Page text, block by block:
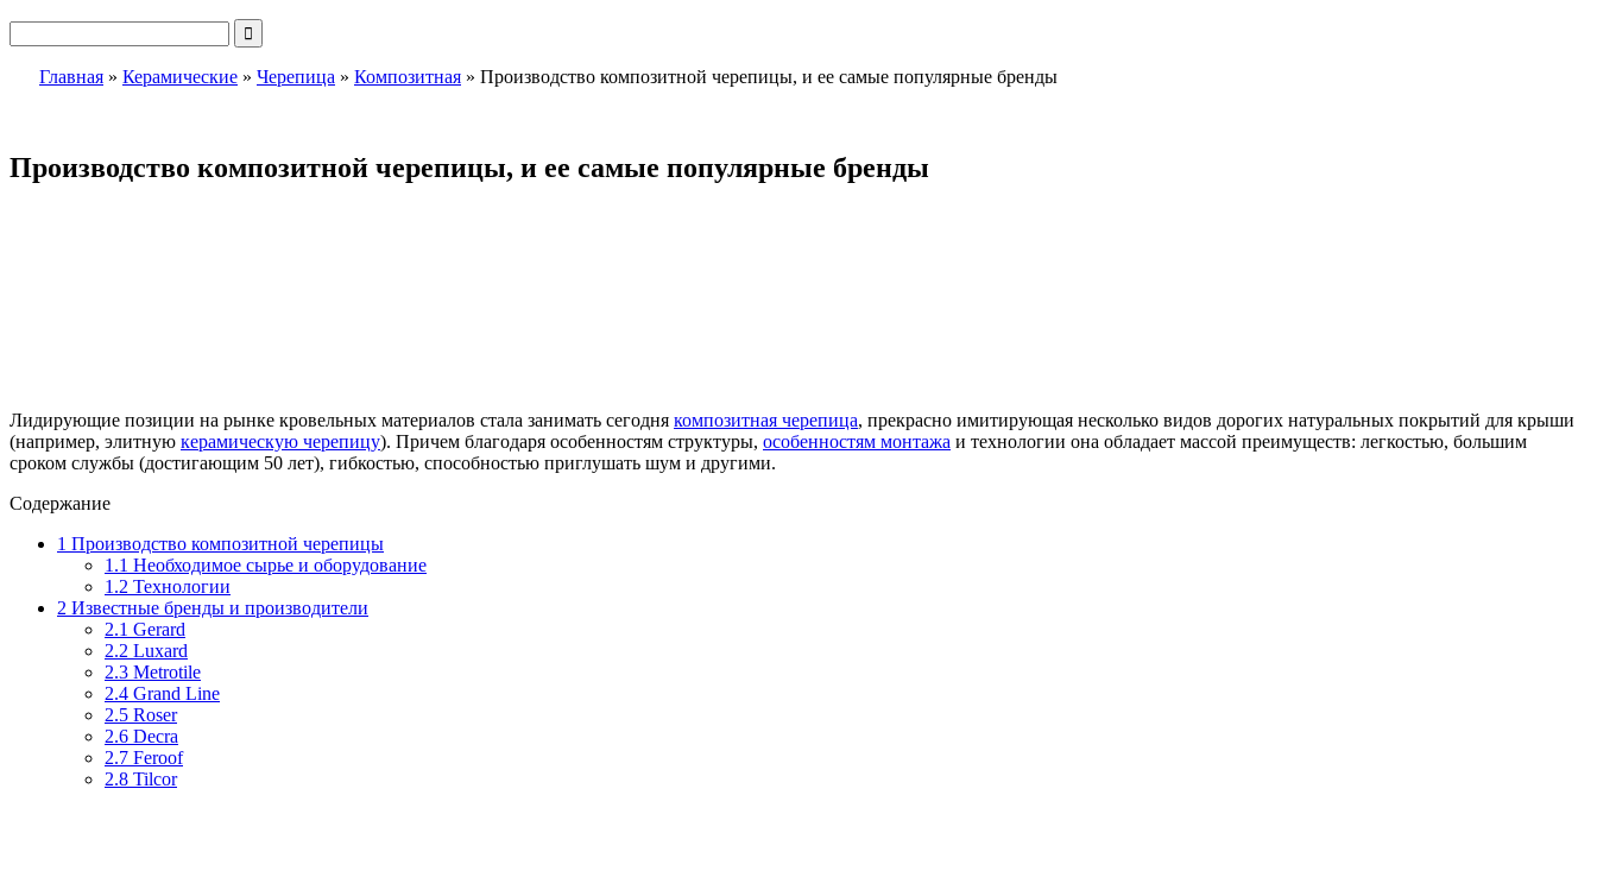
Главная » Керамические » Черепица » Композитная » Производство композитной черепицы, и ее самые популярные бренды
Производство композитной черепицы, и ее самые популярные бренды
Лидирующие позиции на рынке кровельных материалов стала занимать сегодня композитная черепица, прекрасно имитирующая несколько видов дорогих натуральных покрытий для крыши
(например, элитную керамическую черепицу). Причем благодаря особенностям структуры, особенностям монтажа и технологии она обладает массой преимуществ: легкостью, большим
сроком службы (достигающим 50 лет), гибкостью, способностью приглушать шум и другими.
Содержание
1 Производство композитной черепицы
1.1 Необходимое сырье и оборудование
1.2 Технологии
2 Известные бренды и производители
2.1 Gerard
2.2 Luxard
2.3 Metrotile
2.4 Grand Line
2.5 Roser
2.6 Decra
2.7 Feroof
2.8 Tilcor